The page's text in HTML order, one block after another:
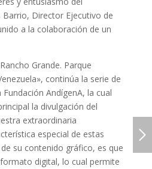
Barrio, Director Ejecutivo de
a la colaboración de un
Grande. Parque
continúa la serie de
AndígenA, la cual
la divulgación del
extraordinaria
especial de estas
su contenido gráfico, es que
digital, lo cual permite